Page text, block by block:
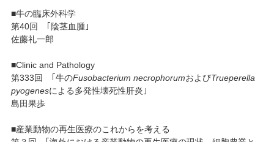
■牛の臨床外科学
第40回 ｢陰茎血腫｣
佐藤礼一郎
■Clinic and Pathology
第333回 ｢牛のFusobacterium necrophorumおよびTrueperella
pyogenesによる多発性壊死性肝炎｣
島田果歩
■産業動物の再生医療のこれからを考える